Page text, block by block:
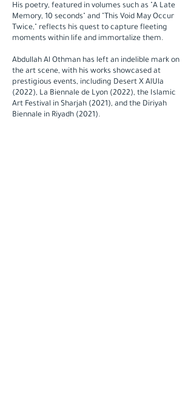
His poetry, featured in volumes such as "A Late
Memory, 10 seconds" and "This Void May Occur
Twice," reflects his quest to capture fleeting
moments within life and immortalize them.
Abdullah Al Othman has left an indelible mark on
the art scene, with his works showcased at
prestigious events, including Desert X AlUla
(2022), La Biennale de Lyon (2022), the Islamic
Art Festival in Sharjah (2021), and the Diriyah
Biennale in Riyadh (2021).